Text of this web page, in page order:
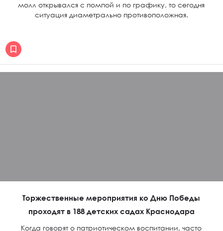
молл открывался с помпой и по графику, то сегодня
ситуация диаметрально противоположная.
Торжественные мероприятия ко Дню Победы
проходят в 188 детских садах Краснодара
Когда говорят о патриотическом воспитании, часто